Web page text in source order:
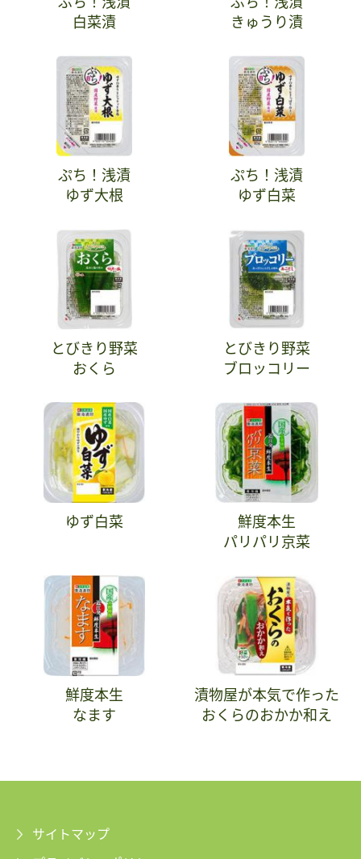
白菜漬
きゅうり漬
ぷち！浅漬
ゆず大根
ぷち！浅漬
ゆず白菜
とびきり野菜
おくら
とびきり野菜
ブロッコリー
ゆず白菜
鮮度本生
パリパリ京菜
鮮度本生
なます
漬物屋が本気で作った
おくらのおかか和え
サイトマップ